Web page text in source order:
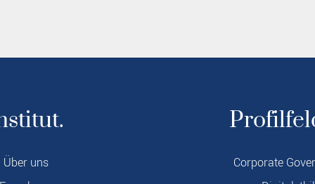
Über uns
Corporate